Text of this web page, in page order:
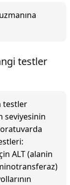
testler
testler
seviyesinin
ALT (alanin